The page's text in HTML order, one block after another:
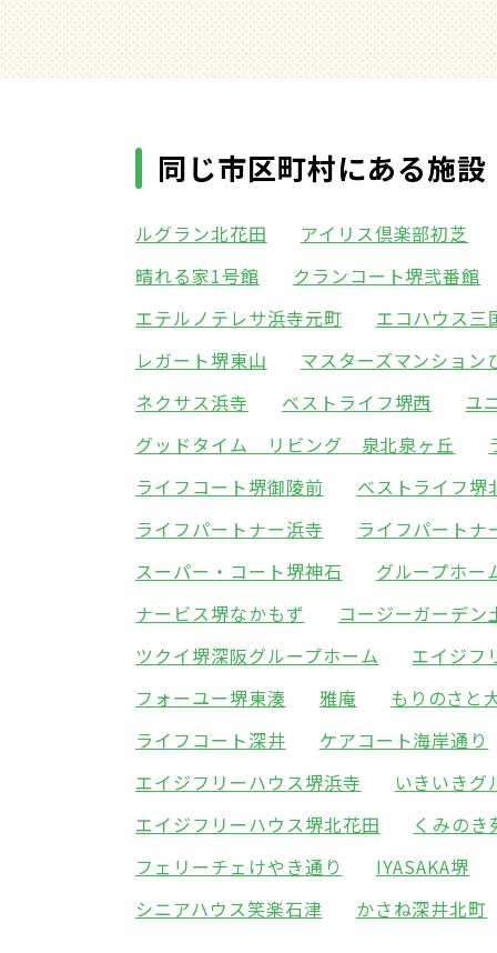
同じ市区町村にある施設
ルグラン北花田
アイリス倶楽部初芝
晴れる家1号館
クランコート堺弐番館
エテルノテレサ浜寺元町
エコハウス三
レガート堺東山
マスターズマンション
ネクサス浜寺
ベストライフ堺西
ユ
グッドタイム リビング 泉北泉ヶ丘
ライフコート堺御陵前
ベストライフ堺
ライフパートナー浜寺
ライフパートナ
スーパー・コート堺神石
グループホー
ナービス堺なかもず
コージーガーデン
ツクイ堺深阪グループホーム
エイジフ
フォーユー堺東湊
雅庵
もりのさと
ライフコート深井
ケアコート海岸通り
エイジフリーハウス堺浜寺
いきいき
エイジフリーハウス堺北花田
くみのき
フェリーチェけやき通り
IYASAKA堺
シニアハウス笑楽石津
かさね深井北町